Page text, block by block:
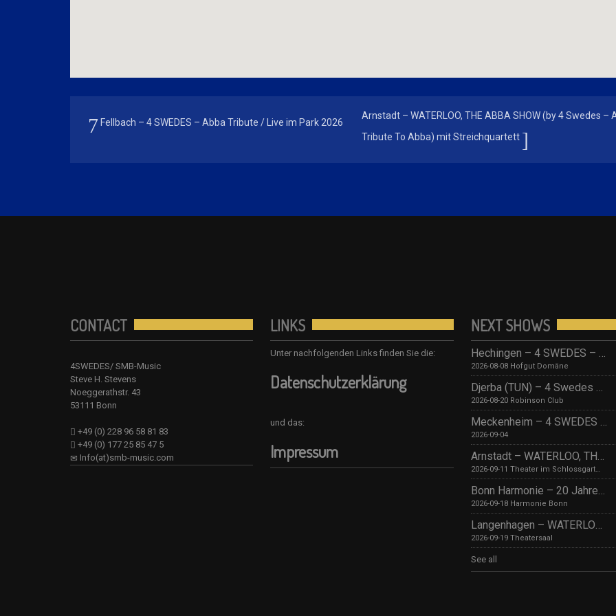
Fellbach – 4 SWEDES – Abba Tribute / Live im Park 2026
Arnstadt – WATERLOO, THE ABBA SHOW (by 4 Swedes –
Tribute To Abba) mit Streichquartett
CONTACT
4SWEDES/ SMB-Music
Steve H. Stevens
Noeggerathstr. 43
53111 Bonn
+49 (0) 228 96 58 81 83
+49 (0) 177 25 85 47 5
Info(at)smb-music.com
LINKS
Unter nachfolgenden Links finden Sie die:
Datenschutzerklärung
und das:
Impressum
NEXT SHOWS
Hechingen – 4 SWEDES – Tribute to ABBA/ Hofgut Domäne
2026-08-08 Hofgut Domäne
Djerba (TUN) – 4 Swedes – Robinson Djerba Bahia
2026-08-20 Robinson Club
Meckenheim – 4 SWEDES – TBA
2026-09-04
Arnstadt – WATERLOO, THE ABBA SHOW (by 4 Swedes – A Tribute To Abba) mit Streichquartett
2026-09-11 Theater im Schlossgarten
Bonn Harmonie – 20 Jahre 4 SWEDES – A Tribute to Abba / Jubiläumskonzert!
2026-09-18 Harmonie Bonn
Langenhagen – WATERLOO, THE ABBA SHOW (by 4 Swedes – A Tribute To Abba) mit Streichquartett
2026-09-19 Theatersaal
See all